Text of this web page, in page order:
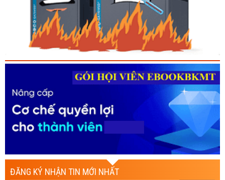
ĐĂNG KÝ NHẬN TIN MỚI NHẤT